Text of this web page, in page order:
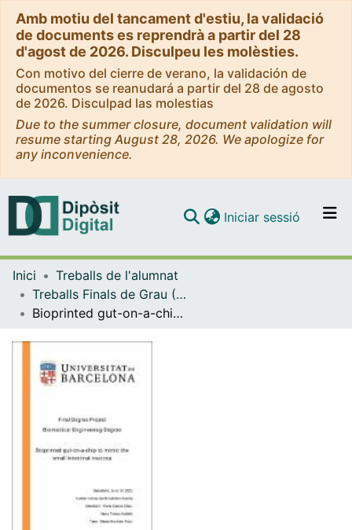
Amb motiu del tancament d'estiu, la validació
de documents es reprendrà a partir del 28
d'agost de 2026. Disculpeu les molèsties.
Con motivo del cierre de verano, la validación de
documentos se reanudará a partir del 28 de agosto
de 2026. Disculpad las molestias
Due to the summer closure, document validation will
resume starting August 28, 2026. We apologize for
any inconvenience.
Navega per tot el DD
Com publicar
Iniciar sessió (current)
Inici
Treballs de l'alumnat
Treballs Finals de Grau (TFG) - Enginyeria Biomèdica
Bioprinted gut-on-a-chip to mimic the small intestinal mucosa